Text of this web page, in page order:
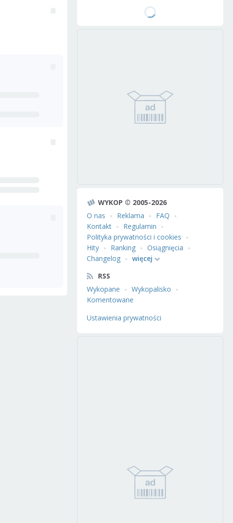
WYKOP © 2005-2026
O nas
Reklama
FAQ
Kontakt
Regulamin
Polityka prywatności i cookies
Hity
Ranking
Osiągnięcia
Changelog
więcej
RSS
Wykopane
Wykopalisko
Komentowane
Ustawienia prywatności